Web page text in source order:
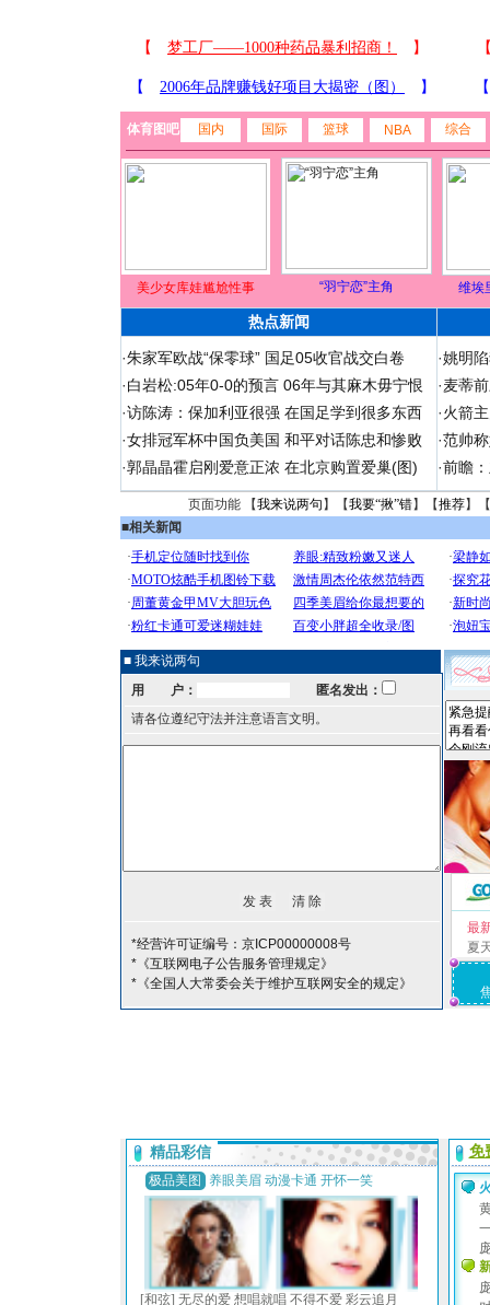
体育图吧 国内 国际 篮球 NBA 综合
美少女库娃尴尬性事 “羽宁恋”主角 维埃
热点新闻
·朱家军欧战“保零球” 国足05收官战交白卷
·白岩松:05年0-0的预言 06年与其麻木毋宁恨
·访陈涛：保加利亚很强 在国足学到很多东西
·女排冠军杯中国负美国 和平对话陈忠和惨败
·郭晶晶霍启刚爱意正浓 在北京购置爱巢(图)
·姚明
·麦蒂
·火箭
·范帅
·前瞻
页面功能 【我来说两句 】【我要“揪”错】【推荐】
■相关新闻
■ 我来说两句
用 户：
匿名发出：
请各位遵纪守法并注意语言文明。
*经营许可证编号：京ICP00000008号
*《互联网电子公告服务管理规定》
*《全国人大常委会关于维护互联网安全的规定》
最
夏